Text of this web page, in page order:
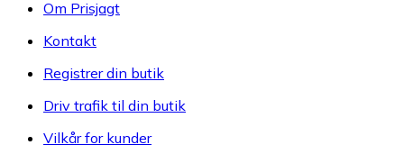
Om Prisjagt
Kontakt
Registrer din butik
Driv trafik til din butik
Vilkår for kunder